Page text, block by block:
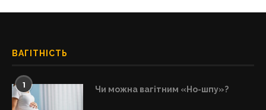
ВАГІТНІСТЬ
1 Чи можна вагітним «Но-шпу»?